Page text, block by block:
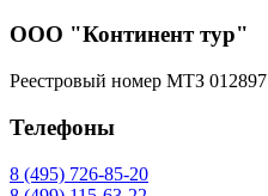
ООО "Континент тур"
Реестровый номер МТЗ 012897
Телефоны
8 (495) 726-85-20